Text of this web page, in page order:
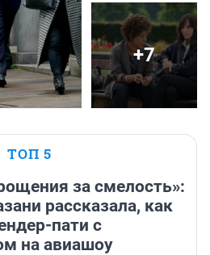
+7
ТОП 5
за смелость»:
рассказала, как
пати с
на авиашоу